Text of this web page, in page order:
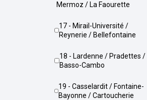
Mermoz / La Faourette
17 - Mirail-Université /
Reynerie / Bellefontaine
18 - Lardenne / Pradettes /
Basso-Cambo
19 - Casselardit / Fontaine-
Bayonne / Cartoucherie